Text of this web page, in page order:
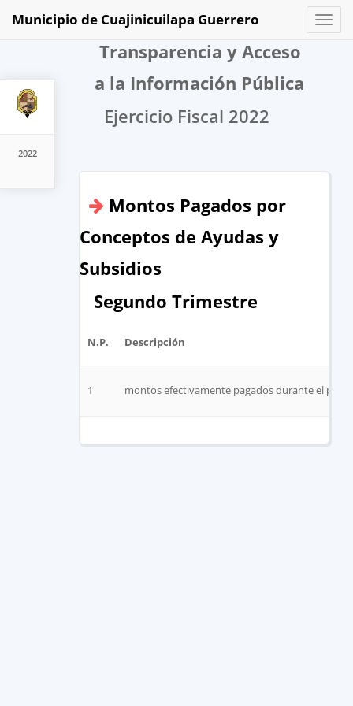
2022
Toggle
Municipio de Cuajinicuilapa Guerrero
Transparencia y Acceso
a la Información Pública
Ejercicio Fiscal 2022
Montos Pagados por
Conceptos de Ayudas y
Subsidios
Segundo Trimestre
N.P. Descripción
1 montos efectivamente pagados durante el